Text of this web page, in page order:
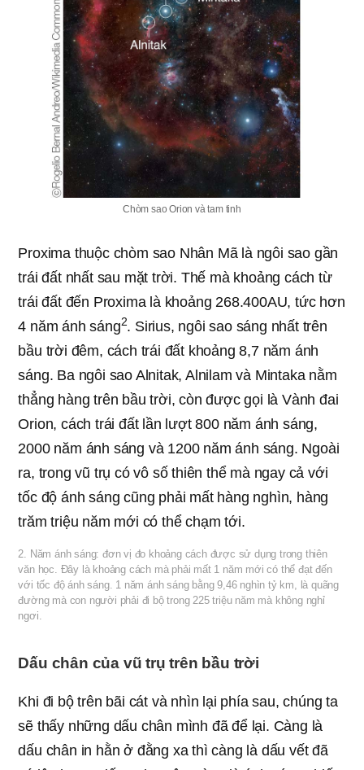
Chòm sao Orion và tam tinh
Proxima thuộc chòm sao Nhân Mã là ngôi sao gần
trái đất nhất sau mặt trời. Thế mà khoảng cách từ
trái đất đến Proxima là khoảng 268.400AU, tức hơn
4 năm ánh sáng2. Sirius, ngôi sao sáng nhất trên
bầu trời đêm, cách trái đất khoảng 8,7 năm ánh
sáng. Ba ngôi sao Alnitak, Alnilam và Mintaka nằm
thẳng hàng trên bầu trời, còn được gọi là Vành đai
Orion, cách trái đất lần lượt 800 năm ánh sáng,
2000 năm ánh sáng và 1200 năm ánh sáng. Ngoài
ra, trong vũ trụ có vô số thiên thể mà ngay cả với
tốc độ ánh sáng cũng phải mất hàng nghìn, hàng
trăm triệu năm mới có thể chạm tới.
2. Năm ánh sáng: đơn vị đo khoảng cách được sử dụng trong thiên
văn học. Đây là khoảng cách mà phải mất 1 năm mới có thể đạt đến
với tốc độ ánh sáng. 1 năm ánh sáng bằng 9,46 nghìn tỷ km, là quãng
đường mà con người phải đi bộ trong 225 triệu năm mà không nghỉ
ngơi.
Dấu chân của vũ trụ trên bầu trời
Khi đi bộ trên bãi cát và nhìn lại phía sau, chúng ta
sẽ thấy những dấu chân mình đã để lại. Càng là
dấu chân in hằn ở đằng xa thì càng là dấu vết đã